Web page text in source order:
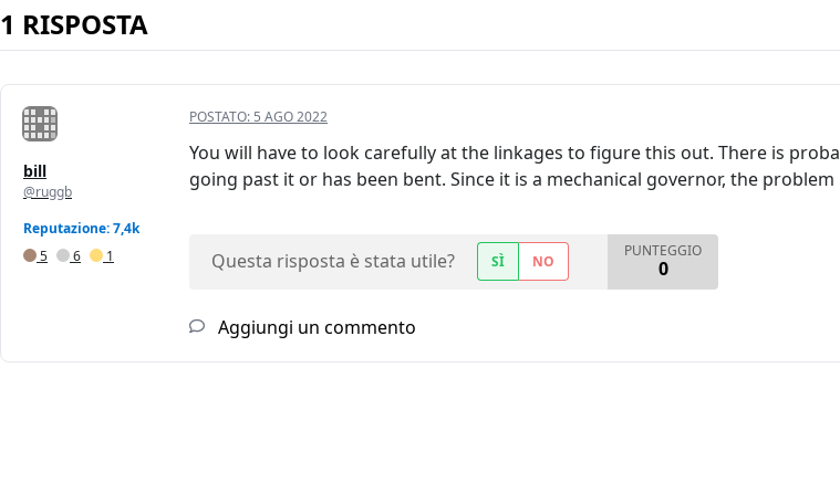
1 RISPOSTA
bill
@ruggb
Reputazione: 7,4k
5
6 1
POSTATO: 5 AGO 2022
You will have to look carefully at the linkages to figure this out. There is
going past it or has been bent. Since it is a mechanical governor, the
Questa risposta è stata utile? SÌ NO
PUNTEGGIO
0
Aggiungi un commento